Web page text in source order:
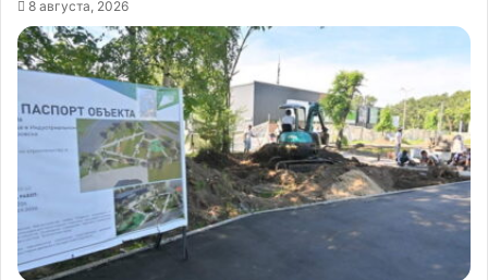
8 августа, 2026